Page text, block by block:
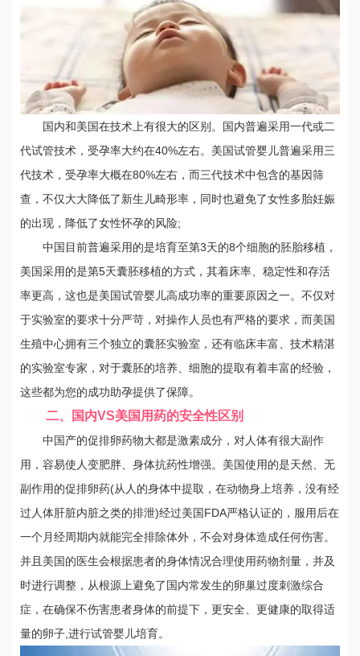
国内和美国在技术上有很大的区别。国内普遍采用一代或二
代试管技术，受孕率大约在40%左右。美国试管婴儿普遍采用三
代技术，受孕率大概在80%左右，而三代技术中包含的基因筛
查，不仅大大降低了新生儿畸形率，同时也避免了女性多胎妊娠
的出现，降低了女性怀孕的风险;
中国目前普遍采用的是培育至第3天的8个细胞的胚胎移植，
美国采用的是第5天囊胚移植的方式，其着床率、稳定性和存活
率更高，这也是美国试管婴儿高成功率的重要原因之一。不仅对
于实验室的要求十分严苛，对操作人员也有严格的要求，而美国
生殖中心拥有三个独立的囊胚实验室，还有临床丰富、技术精湛
的实验室专家，对于囊胚的培养、细胞的提取有着丰富的经验，
这些都为您的成功助孕提供了保障。
二、国内VS美国用药的安全性区别
中国产的促排卵药物大都是激素成分，对人体有很大副作
用，容易使人变肥胖、身体抗药性增强。美国使用的是天然、无
副作用的促排卵药(从人的身体中提取，在动物身上培养，没有经
过人体肝脏内脏之类的排泄)经过美国FDA严格认证的，服用后在
一个月经周期内就能完全排除体外，不会对身体造成任何伤害。
并且美国的医生会根据患者的身体情况合理使用药物剂量，并及
时进行调整，从根源上避免了国内常发生的卵巢过度刺激综合
症，在确保不伤害患者身体的前提下，更安全、更健康的取得适
量的卵子,进行试管婴儿培育。